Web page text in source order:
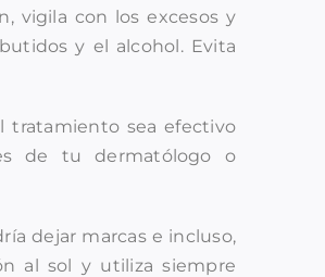
vigila con los excesos y
y el alcohol. Evita
tratamiento sea efectivo
de tu dermatólogo o
dejar marcas e incluso,
al sol y utiliza siempre